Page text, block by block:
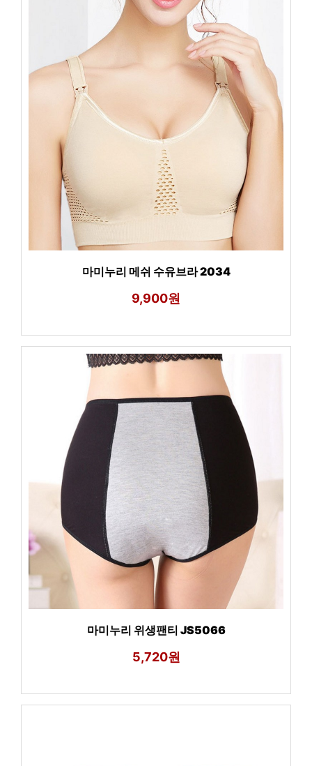
마미누리 메쉬 수유브라 2034
9,900원
마미누리 위생팬티 JS5066
5,720원